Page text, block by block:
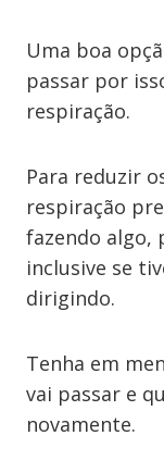
Uma boa
passar por
respiração.
Para reduzir
respiração
fazendo algo,
inclusive se
dirigindo.
Tenha em
vai passar e
novamente.